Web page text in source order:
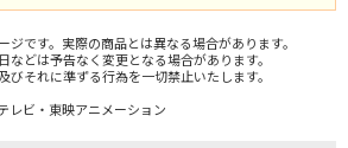
です。実際の商品とは異なる場合があります。
どは予告なく変更となる場合があります。
それに準ずる行為を一切禁止いたします。
レビ・東映アニメーション